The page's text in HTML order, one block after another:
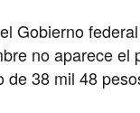
Gobierno
no aparece el
de 38 mil 48